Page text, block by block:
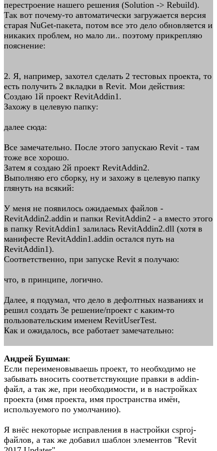
перестроение нашего решения (Solution -> Rebuild).
Так вот почему-то автоматически загружается версия
старая NuGet-пакета, потом все это дело обновляется и
никаких проблем, но мало ли.. поэтому прикрепляю
пояснение:
2. Я, например, захотел сделать 2 тестовых проекта, то
есть получить 2 вкладки в Revit. Мои действия:
Создаю 1й проект RevitAddin1.
Захожу в целевую папку:
далее сюда:
Все замечательно. После этого запускаю Revit - там
тоже все хорошо.
Затем я создаю 2й проект RevitAddin2.
Выполняю его сборку, ну и захожу в целевую папку
глянуть на всякий:
У меня не появилось ожидаемых файлов -
RevitAddin2.addin и папки RevitAddin2 - а вместо этого
в папку RevitAddin1 залилась RevitAddin2.dll (хотя в
манифесте RevitAddin1.addin остался путь на
RevitAddin1).
Соответственно, при запуске Revit я получаю:
что, в принципе, логично.
Далее, я подумал, что дело в дефолтных названиях и
решил создать 3е решение/проект с каким-то
пользовательским именем RevitUserTest.
Как и ожидалось, все работает замечательно:
Андрей Бушман:
Если переименовываешь проект, то необходимо не
забывать вносить соответствующие правки в addin-
файл, а так же, при необходимости, и в настройках
проекта (имя проекта, имя пространства имён,
используемого по умолчанию).
Я внёс некоторые исправления в настройки csproj-
файлов, а так же добавил шаблон элементов "Revit